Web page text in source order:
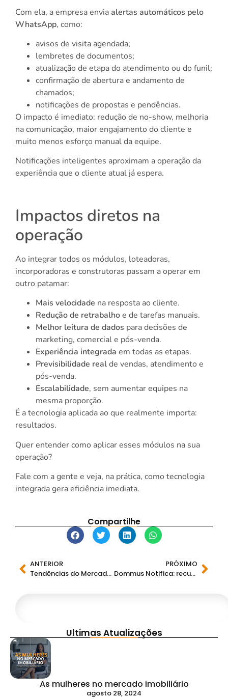
Com ela, a empresa enviaalertas automáticos pelo
WhatsApp, como:
avisos de visita agendada;
lembretes de documentos;
atualização de etapa do atendimento ou do funil;
confirmação de abertura e andamento de
chamados;
notificações de propostas e pendências.
O impacto é imediato: redução de no-show, melhoria
na comunicação, maior engajamento do cliente e
muito menos esforço manual da equipe.
Notificações inteligentes aproximam a operação da
experiência que o cliente atual já espera.
Impactos diretos na
operação
Ao integrar todos os módulos, loteadoras,
incorporadoras e construtoras passam a operar em
outro patamar:
Mais velocidade na resposta ao cliente.
Redução de retrabalhoe de tarefas manuais.
Melhor leitura de dados para decisões de
marketing, comercial e pós-venda.
Experiência integrada em todas as etapas.
Previsibilidade realde vendas, atendimento e
pós-venda.
Escalabilidade, sem aumentar equipes na
mesma proporção.
É a tecnologia aplicada ao que realmente importa:
resultados.
Quer entender como aplicar esses módulos na sua
operação?
Fale com a gente e veja, na prática, como tecnologia
integrada gera eficiência imediata.
Compartilhe
ANTERIOR
Tendências do Mercado Imobiliário para 2026
PRÓXIMO
Dommus Notifica: recurso que envia informações necessárias direto para o WhatsApp de gestores
Ultimas Atualizações
As mulheres no mercado imobiliário
agosto 28, 2024